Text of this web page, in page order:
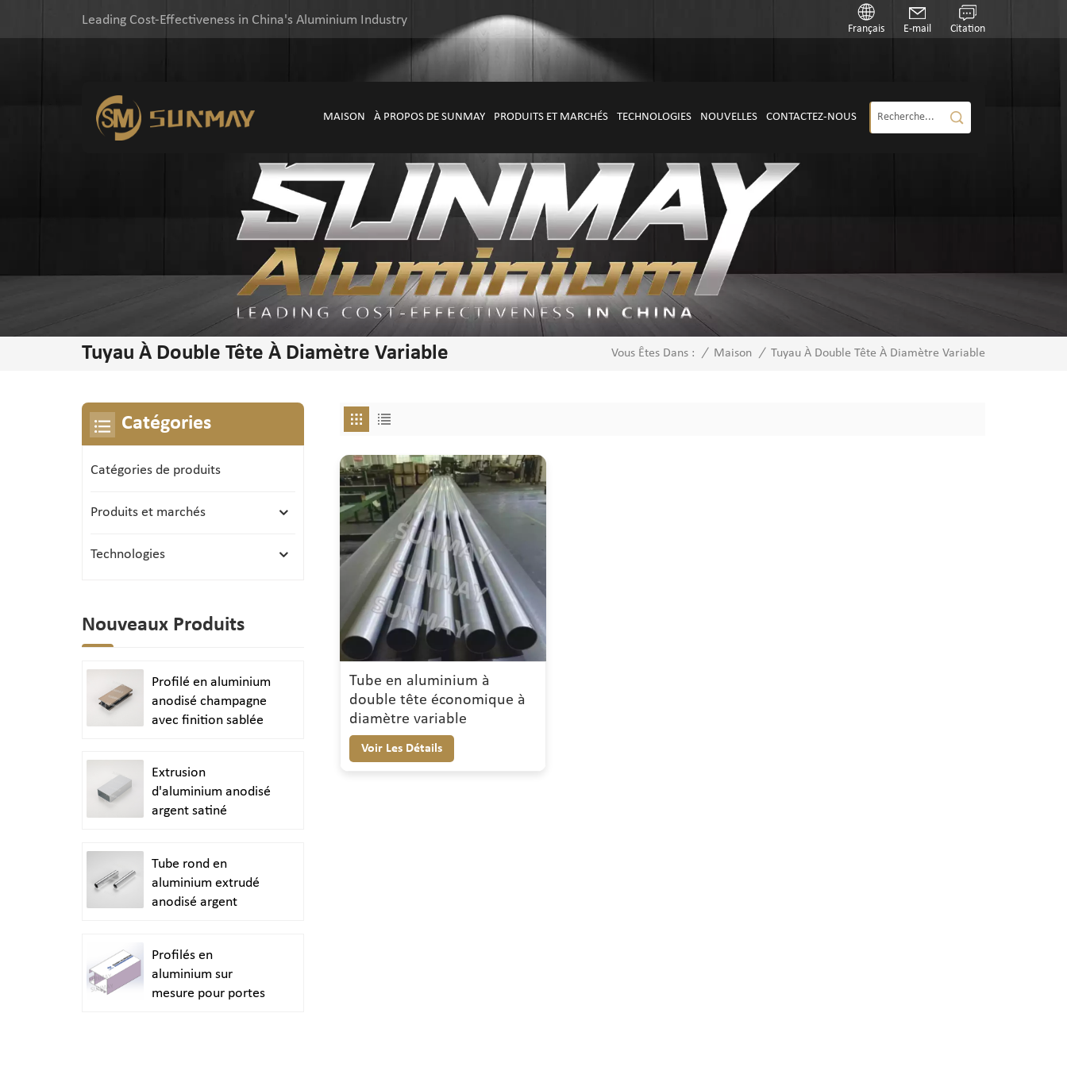
Leading Cost-Effectiveness in China's Aluminium Industry
Français E-mail Citation
MAISON À PROPOS DE SUNMAY PRODUITS ET MARCHÉS TECHNOLOGIES NOUVELLES CONTACTEZ-NOUS
Tuyau À Double Tête À Diamètre Variable Vous Êtes Dans : / Maison / Tuyau À Double Tête À Diamètre Variable
Tube en aluminium à
double tête économique à
diamètre variable
Voir Les Détails
Catégories
Catégories de produits
Produits et marchés
Technologies
Nouveaux Produits
Profilé en aluminium
anodisé champagne
avec finition sablée
Extrusion
d'aluminium anodisé
argent satiné
Tube rond en
aluminium extrudé
anodisé argent
Profilés en
aluminium sur
mesure pour portes